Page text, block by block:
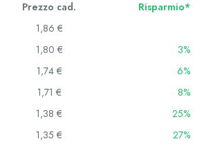
Prezzo cad.
Risparmio*
1,86 €
1,80 €
3%
1,74 €
6%
1,71 €
8%
1,38 €
25%
1,35 €
27%